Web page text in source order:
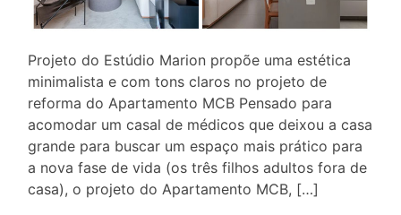
Projeto do Estúdio Marion propõe uma estética
minimalista e com tons claros no projeto de
reforma do Apartamento MCB Pensado para
acomodar um casal de médicos que deixou a casa
grande para buscar um espaço mais prático para
a nova fase de vida (os três filhos adultos fora de
casa), o projeto do Apartamento MCB, […]